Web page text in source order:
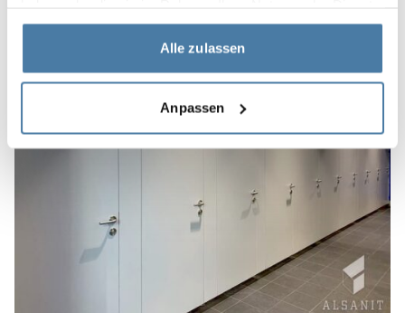
gesammelt haben.
Alle zulassen
Anpassen